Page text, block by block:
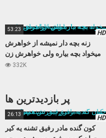
HD
53:23
زنه بچه دار نمیشه از خواهرش
میخواد بچه بیاره ولی خواهرش زن
باباش از آب در میاد
332K
پر بازدید‌ترین ها
HD
26:13
کون گنده مادر رفیق تشنه یه کیر